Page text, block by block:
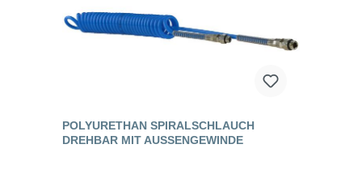
POLYURETHAN SPIRALSCHLAUCH
DREHBAR MIT AUSSENGEWINDE